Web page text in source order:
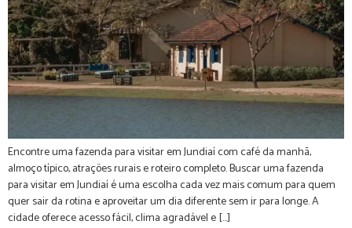
Encontre uma fazenda para visitar em Jundiaí com café da manhã,
almoço típico, atrações rurais e roteiro completo. Buscar uma fazenda
para visitar em Jundiaí é uma escolha cada vez mais comum para quem
quer sair da rotina e aproveitar um dia diferente sem ir para longe. A
cidade oferece acesso fácil, clima agradável e […]